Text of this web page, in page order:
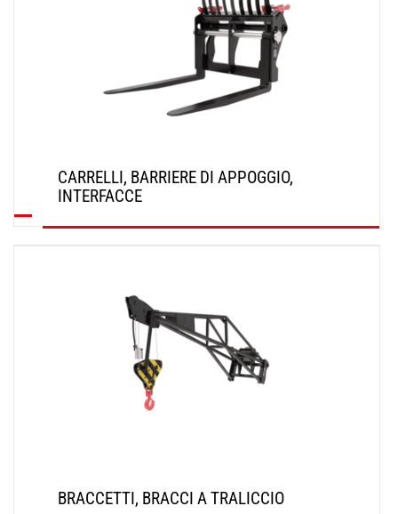
CARRELLI, BARRIERE DI APPOGGIO,
INTERFACCE
BRACCETTI, BRACCI A TRALICCIO